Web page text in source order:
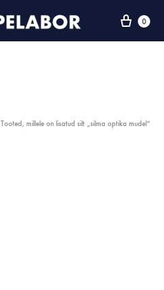
0
Tooted, millele on lisatud silt „silma optika mudel“